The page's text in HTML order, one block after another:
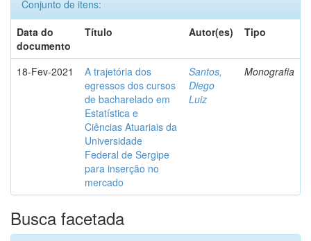
Conjunto de itens:
Data do
documento
Título Autor(es) Tipo
18-Fev-2021
A trajetória dos
egressos dos cursos
de bacharelado em
Estatística e
Ciências Atuariais da
Universidade
Federal de Sergipe
para inserção no
mercado
Santos,
Diego
Luiz
Monografia
Busca facetada